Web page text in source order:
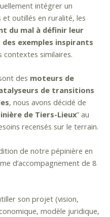
intégrer un
outillés en ruralité, les
du mal à définir leur
exemples inspirants
contextes similaires.
des moteurs de
de transitions
, nous avons décidé de
de Tiers-Lieux” au
recensés sur le terrain.
de notre pépinière en
d’accompagnement de 8
son projet (vision,
modèle juridique,